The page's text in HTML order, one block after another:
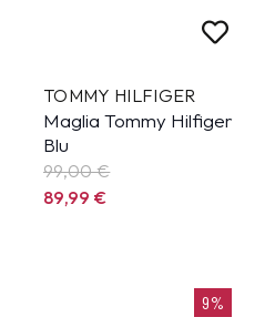
TOMMY HILFIGER
Maglia Tommy Hilfiger
Blu
99,00 €
89,99€
9%